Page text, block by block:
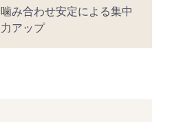
噛み合わせ安定による集中
力アップ